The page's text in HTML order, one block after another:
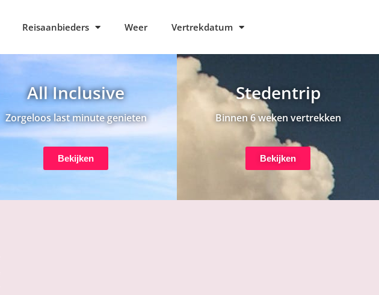
Reisaanbieders Weer Vertrekdatum
All Inclusive
Zorgeloos last minute genieten
Bekijken
Stedentrip
Binnen 6 weken vertrekken
Bekijken